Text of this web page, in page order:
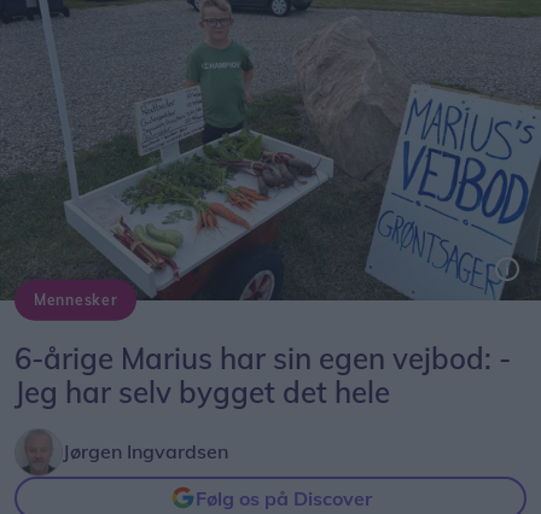
Mennesker
6-årige Marius har sin egen vejbod: -
Jeg har selv bygget det hele
Jørgen Ingvardsen
Følg os på Discover